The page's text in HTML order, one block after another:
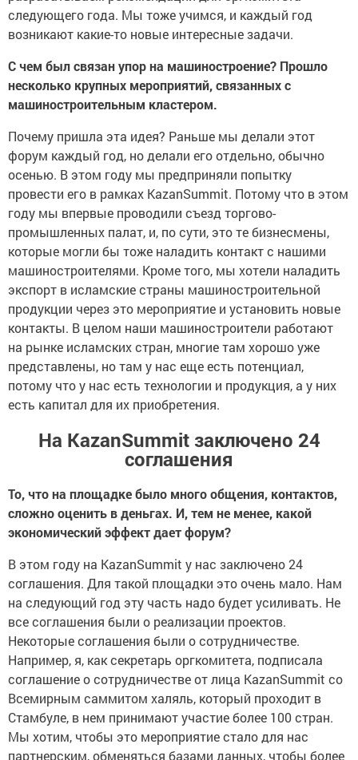
следующего года. Мы тоже учимся, и каждый год
возникают какие-то новые интересные задачи.
С чем был связан упор на машиностроение? Прошло
несколько крупных мероприятий, связанных с
машиностроительным кластером.
Почему пришла эта идея? Раньше мы делали этот
форум каждый год, но делали его отдельно, обычно
осенью. В этом году мы предприняли попытку
провести его в рамках KazanSummit. Потому что в этом
году мы впервые проводили съезд торгово-
промышленных палат, и, по сути, это те бизнесмены,
которые могли бы тоже наладить контакт с нашими
машиностроителями. Кроме того, мы хотели наладить
экспорт в исламские страны машиностроительной
продукции через это мероприятие и установить новые
контакты. В целом наши машиностроители работают
на рынке исламских стран, многие там хорошо уже
представлены, но там у нас еще есть потенциал,
потому что у нас есть технологии и продукция, а у них
есть капитал для их приобретения.
На KazanSummit заключено 24
соглашения
То, что на площадке было много общения, контактов,
сложно оценить в деньгах. И, тем не менее, какой
экономический эффект дает форум?
В этом году на KazanSummit у нас заключено 24
соглашения. Для такой площадки это очень мало. Нам
на следующий год эту часть надо будет усиливать. Не
все соглашения были о реализации проектов.
Некоторые соглашения были о сотрудничестве.
Например, я, как секретарь оргкомитета, подписала
соглашение о сотрудничестве от лица KazanSummit со
Всемирным саммитом халяль, который проходит в
Стамбуле, в нем принимают участие более 100 стран.
Мы хотим, чтобы это мероприятие стало для нас
партнерским, обменяться базами данных, чтобы более